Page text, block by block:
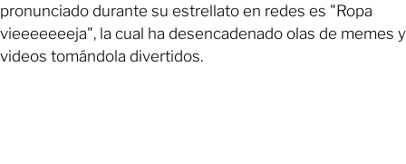
pronunciado durante su estrellato en redes es "Ropa
vieeeeeeeja", la cual ha desencadenado olas de memes y
videos tomándola divertidos.